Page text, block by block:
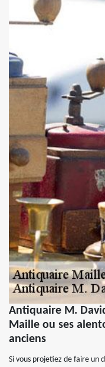
Antiquaire M.
Maille ou ses
anciens
Si vous projetiez de faire un